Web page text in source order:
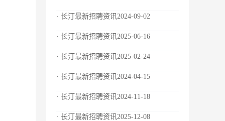
· 长汀最新招聘资讯2024-09-02
· 长汀最新招聘资讯2025-06-16
· 长汀最新招聘资讯2025-02-24
· 长汀最新招聘资讯2024-04-15
· 长汀最新招聘资讯2024-11-18
· 长汀最新招聘资讯2025-12-08